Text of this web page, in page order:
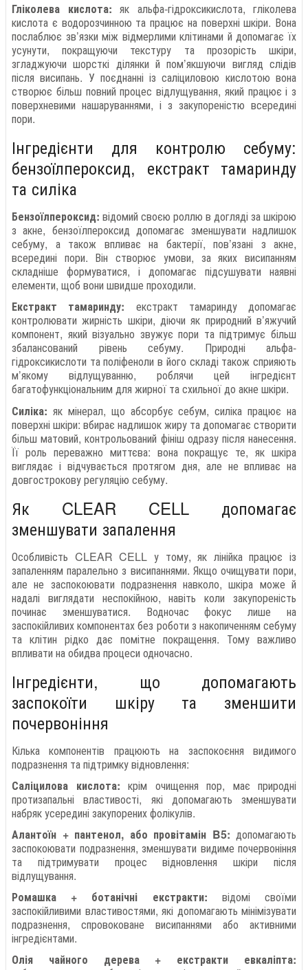
Гліколева кислота: як альфа-гідроксикислота, гліколева
кислота є водорозчинною та працює на поверхні шкіри. Вона
послаблює зв’язки між відмерлими клітинами й допомагає їх
усунути, покращуючи текстуру та прозорість шкіри,
згладжуючи шорсткі ділянки й пом’якшуючи вигляд слідів
після висипань. У поєднанні із саліциловою кислотою вона
створює більш повний процес відлущування, який працює і з
поверхневими нашаруваннями, і з закупореністю всередині
пори.
Інгредієнти для контролю себуму:
бензоїлпероксид, екстракт тамаринду
та силіка
Бензоїлпероксид: відомий своєю роллю в догляді за шкірою
з акне, бензоїлпероксид допомагає зменшувати надлишок
себуму, а також впливає на бактерії, пов’язані з акне,
всередині пори. Він створює умови, за яких висипанням
складніше формуватися, і допомагає підсушувати наявні
елементи, щоб вони швидше проходили.
Екстракт тамаринду: екстракт тамаринду допомагає
контролювати жирність шкіри, діючи як природний в’яжучий
компонент, який візуально звужує пори та підтримує більш
збалансований рівень себуму. Природні альфа-
гідроксикислоти та поліфеноли в його складі також сприяють
м’якому відлущуванню, роблячи цей інгредієнт
багатофункціональним для жирної та схильної до акне шкіри.
Силіка: як мінерал, що абсорбує себум, силіка працює на
поверхні шкіри: вбирає надлишок жиру та допомагає створити
більш матовий, контрольований фініш одразу після нанесення.
Її роль переважно миттєва: вона покращує те, як шкіра
виглядає і відчувається протягом дня, але не впливає на
довгострокову регуляцію себуму.
Як CLEAR CELL допомагає
зменшувати запалення
Особливість CLEAR CELL у тому, як лінійка працює із
запаленням паралельно з висипаннями. Якщо очищувати пори,
але не заспокоювати подразнення навколо, шкіра може й
надалі виглядати неспокійною, навіть коли закупореність
починає зменшуватися. Водночас фокус лише на
заспокійливих компонентах без роботи з накопиченням себуму
та клітин рідко дає помітне покращення. Тому важливо
впливати на обидва процеси одночасно.
Інгредієнти, що допомагають
заспокоїти шкіру та зменшити
почервоніння
Кілька компонентів працюють на заспокоєння видимого
подразнення та підтримку відновлення:
Саліцилова кислота: крім очищення пор, має природні
протизапальні властивості, які допомагають зменшувати
набряк усередині закупорених фолікулів.
Алантоїн + пантенол, або провітамін B5: допомагають
заспокоювати подразнення, зменшувати видиме почервоніння
та підтримувати процес відновлення шкіри після
відлущування.
Ромашка + ботанічні екстракти: відомі своїми
заспокійливими властивостями, які допомагають мінімізувати
подразнення, спровоковане висипаннями або активними
інгредієнтами.
Олія чайного дерева + екстракти евкаліпта: